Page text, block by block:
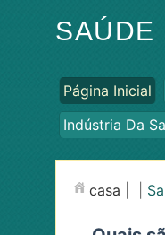
SAÚDE
Página Inicial
Indústria Da
casa